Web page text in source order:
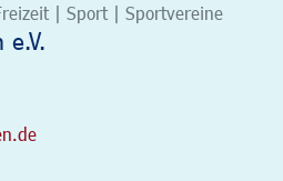
| Sport | Sportvereine